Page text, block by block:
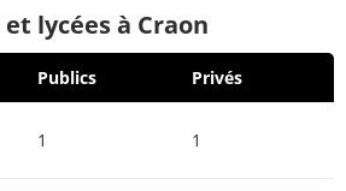
lycées à Craon
Publics Privés
1 1